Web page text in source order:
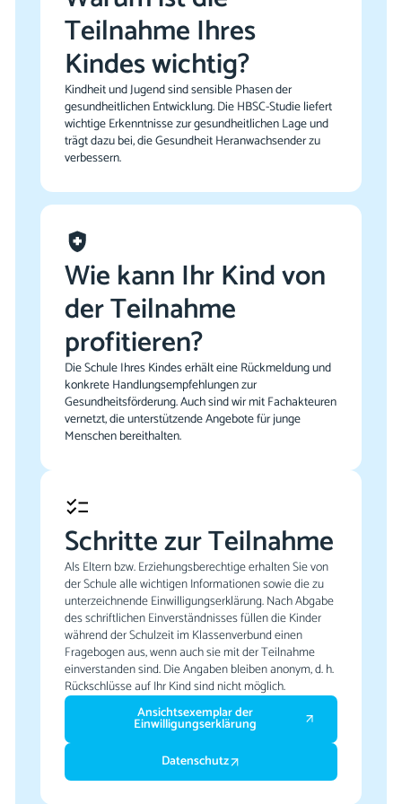
Teilnahme Ihres
Kindes wichtig?
Kindheit und Jugend sind sensible Phasen der
gesundheitlichen Entwicklung. Die HBSC-Studie liefert
wichtige Erkenntnisse zur gesundheitlichen Lage und
trägt dazu bei, die Gesundheit Heranwachsender zu
verbessern.
Wie kann Ihr Kind von
der Teilnahme
profitieren?
Die Schule Ihres Kindes erhält eine Rückmeldung und
konkrete Handlungsempfehlungen zur
Gesundheitsförderung. Auch sind wir mit Fachakteuren
vernetzt, die unterstützende Angebote für junge
Menschen bereithalten.
Schritte zur Teilnahme
Als Eltern bzw. Erziehungsberechtige erhalten Sie von
der Schule alle wichtigen Informationen sowie die zu
unterzeichnende Einwilligungserklärung. Nach Abgabe
des schriftlichen Einverständnisses füllen die Kinder
während der Schulzeit im Klassenverbund einen
Fragebogen aus, wenn auch sie mit der Teilnahme
einverstanden sind. Die Angaben bleiben anonym, d. h.
Rückschlüsse auf Ihr Kind sind nicht möglich.
Ansichtsexemplar der
Einwilligungserklärung
Datenschutz